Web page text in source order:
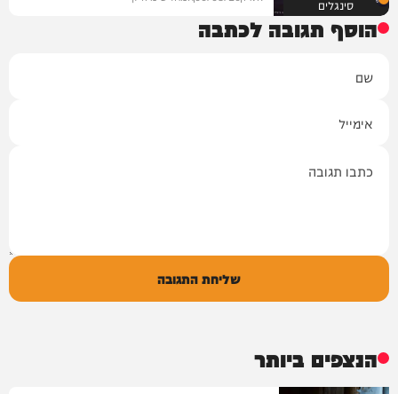
סינגלים
הוסף תגובה לכתבה
שליחת התגובה
הנצפים ביותר